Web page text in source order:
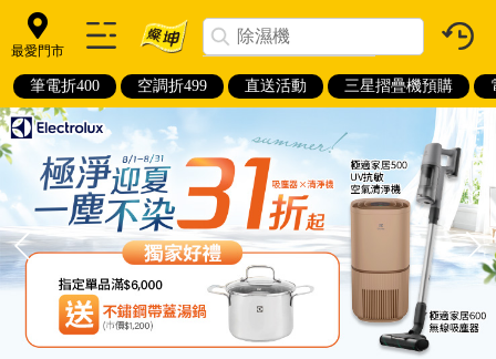
最愛門市
筆電折400 空調折499 直送活動 三星摺疊機預購